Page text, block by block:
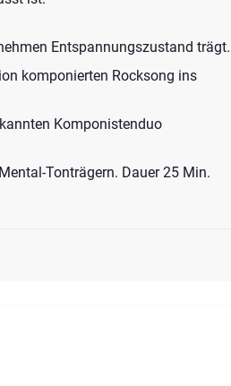
Entspannungszustand trägt.
komponierten Rocksong ins
Komponistenduo
Tonträgern. Dauer 25 Min.